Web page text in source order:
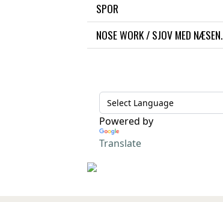
SPOR
NOSE WORK / SJOV MED NÆSEN.
Powered by
Translate